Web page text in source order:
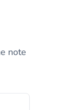
note